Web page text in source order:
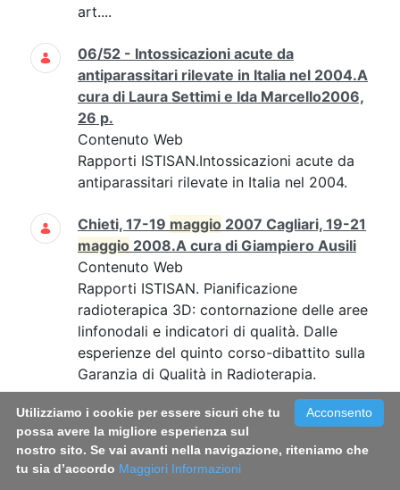
art....
06/52 - Intossicazioni acute da
antiparassitari rilevate in Italia nel 2004.A
cura di Laura Settimi e Ida Marcello2006,
26 p.
Contenuto Web
Rapporti ISTISAN.Intossicazioni acute da
antiparassitari rilevate in Italia nel 2004.
Chieti, 17-19 maggio 2007 Cagliari, 19-21
maggio 2008.A cura di Giampiero Ausili
Contenuto Web
Rapporti ISTISAN. Pianificazione
radioterapica 3D: contornazione delle aree
linfonodali e indicatori di qualità. Dalle
esperienze del quinto corso-dibattito sulla
Garanzia di Qualità in Radioterapia.
Rapporto ISTISAN 21/14 - Italian Blood
System 2020: activity data,
haemovigilance and epidemiological
surveillance. Liviana Catalano, Vanessa
Acconsento
Utilizziamo i cookie per essere sicuri che tu
possa avere la migliore esperienza sul
nostro sito. Se vai avanti nella navigazione, riteniamo che
tu sia d’accordo Maggiori Informazioni